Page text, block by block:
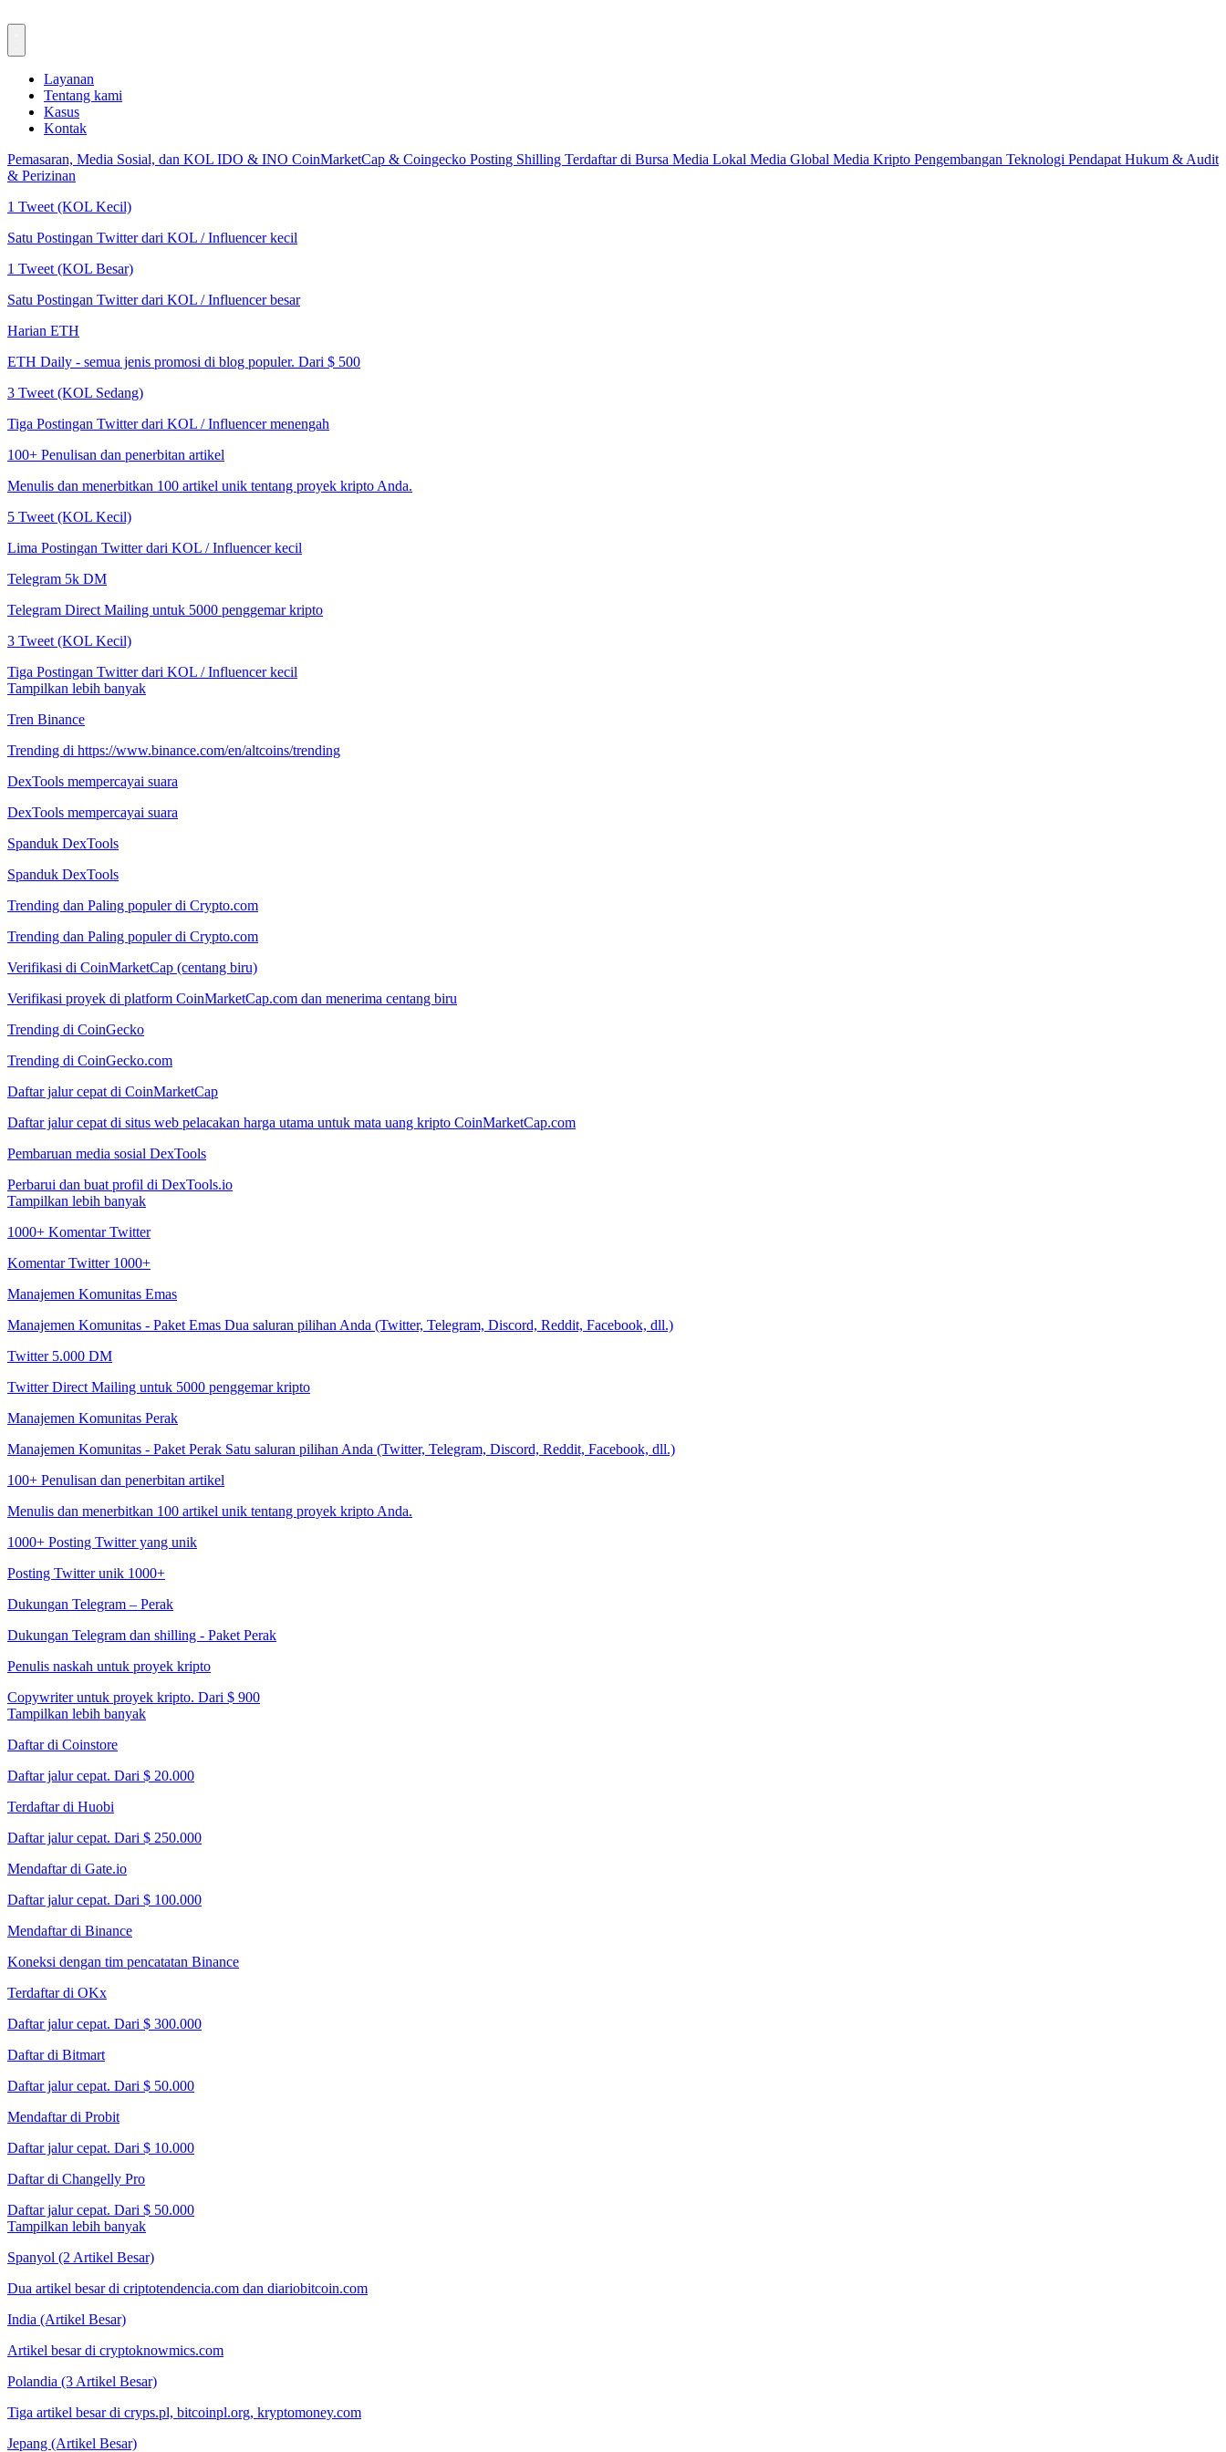
Layanan
Tentang kami
Kasus
Kontak
Pemasaran, Media Sosial, dan KOL IDO & INO CoinMarketCap & Coingecko Posting Shilling Terdaftar di Bursa Media Lokal Media Global Media Kripto Pengembangan Teknologi Pendapat Hukum & Audit
& Perizinan
1 Tweet (KOL Kecil)
Satu Postingan Twitter dari KOL / Influencer kecil
1 Tweet (KOL Besar)
Satu Postingan Twitter dari KOL / Influencer besar
Harian ETH
ETH Daily - semua jenis promosi di blog populer. Dari $ 500
3 Tweet (KOL Sedang)
Tiga Postingan Twitter dari KOL / Influencer menengah
100+ Penulisan dan penerbitan artikel
Menulis dan menerbitkan 100 artikel unik tentang proyek kripto Anda.
5 Tweet (KOL Kecil)
Lima Postingan Twitter dari KOL / Influencer kecil
Telegram 5k DM
Telegram Direct Mailing untuk 5000 penggemar kripto
3 Tweet (KOL Kecil)
Tiga Postingan Twitter dari KOL / Influencer kecil
Tampilkan lebih banyak
Tren Binance
Trending di https://www.binance.com/en/altcoins/trending
DexTools mempercayai suara
DexTools mempercayai suara
Spanduk DexTools
Spanduk DexTools
Trending dan Paling populer di Crypto.com
Trending dan Paling populer di Crypto.com
Verifikasi di CoinMarketCap (centang biru)
Verifikasi proyek di platform CoinMarketCap.com dan menerima centang biru
Trending di CoinGecko
Trending di CoinGecko.com
Daftar jalur cepat di CoinMarketCap
Daftar jalur cepat di situs web pelacakan harga utama untuk mata uang kripto CoinMarketCap.com
Pembaruan media sosial DexTools
Perbarui dan buat profil di DexTools.io
Tampilkan lebih banyak
1000+ Komentar Twitter
Komentar Twitter 1000+
Manajemen Komunitas Emas
Manajemen Komunitas - Paket Emas Dua saluran pilihan Anda (Twitter, Telegram, Discord, Reddit, Facebook, dll.)
Twitter 5.000 DM
Twitter Direct Mailing untuk 5000 penggemar kripto
Manajemen Komunitas Perak
Manajemen Komunitas - Paket Perak Satu saluran pilihan Anda (Twitter, Telegram, Discord, Reddit, Facebook, dll.)
100+ Penulisan dan penerbitan artikel
Menulis dan menerbitkan 100 artikel unik tentang proyek kripto Anda.
1000+ Posting Twitter yang unik
Posting Twitter unik 1000+
Dukungan Telegram – Perak
Dukungan Telegram dan shilling - Paket Perak
Penulis naskah untuk proyek kripto
Copywriter untuk proyek kripto. Dari $ 900
Tampilkan lebih banyak
Daftar di Coinstore
Daftar jalur cepat. Dari $ 20.000
Terdaftar di Huobi
Daftar jalur cepat. Dari $ 250.000
Mendaftar di Gate.io
Daftar jalur cepat. Dari $ 100.000
Mendaftar di Binance
Koneksi dengan tim pencatatan Binance
Terdaftar di OKx
Daftar jalur cepat. Dari $ 300.000
Daftar di Bitmart
Daftar jalur cepat. Dari $ 50.000
Mendaftar di Probit
Daftar jalur cepat. Dari $ 10.000
Daftar di Changelly Pro
Daftar jalur cepat. Dari $ 50.000
Tampilkan lebih banyak
Spanyol (2 Artikel Besar)
Dua artikel besar di criptotendencia.com dan diariobitcoin.com
India (Artikel Besar)
Artikel besar di cryptoknowmics.com
Polandia (3 Artikel Besar)
Tiga artikel besar di cryps.pl, bitcoinpl.org, kryptomoney.com
Jepang (Artikel Besar)